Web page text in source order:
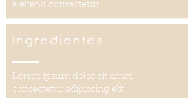
eleifend consectetur.
Ingredientes
Lorem ipsum dolor sit amet,
consectetur adipiscing elit.